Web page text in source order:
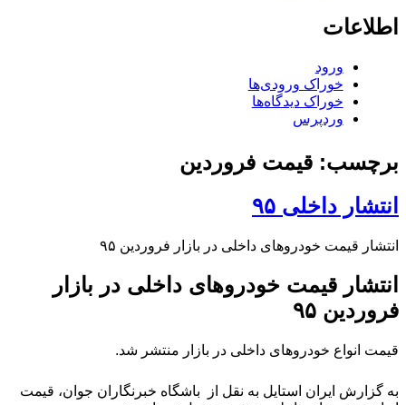
اطلاعات
ورود
خوراک ورودی‌ها
خوراک دیدگاه‌ها
وردپرس
برچسب: قیمت فروردین
انتشار داخلی ۹۵
انتشار قیمت خودروهای داخلی در بازار فروردین ۹۵
انتشار قیمت خودروهای داخلی در بازار
فروردین ۹۵
قیمت انواع خودروهای داخلی در بازار منتشر شد.
به گزارش ایران استایل به نقل از باشگاه خبرنگاران جوان، قیمت